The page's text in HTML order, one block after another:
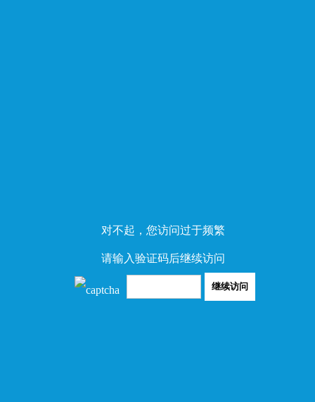
对不起，您访问过于频繁
请输入验证码后继续访问
继续访问